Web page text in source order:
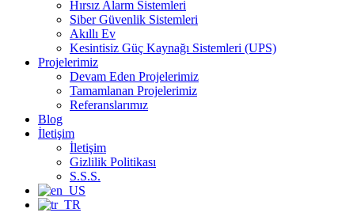
Hırsız Alarm Sistemleri
Siber Güvenlik Sistemleri
Akıllı Ev
Kesintisiz Güç Kaynağı Sistemleri (UPS)
Projelerimiz
Devam Eden Projelerimiz
Tamamlanan Projelerimiz
Referanslarımız
Blog
İletişim
İletişim
Gizlilik Politikası
S.S.S.